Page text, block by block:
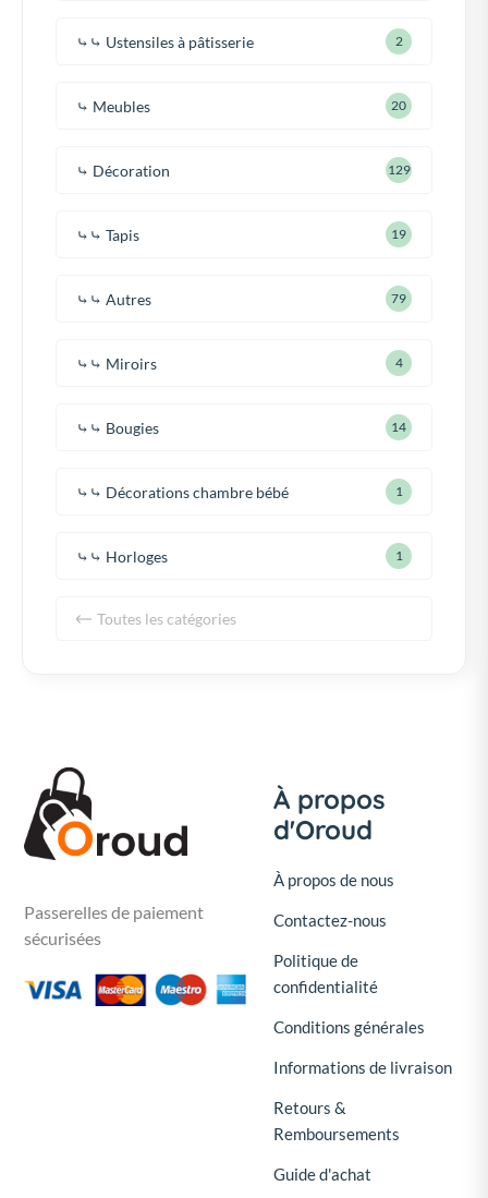
⤷⤷ Ustensiles à pâtisserie 2
⤷ Meubles 20
⤷ Décoration 129
⤷⤷ Tapis 19
⤷⤷ Autres 79
⤷⤷ Miroirs 4
⤷⤷ Bougies 14
⤷⤷ Décorations chambre bébé 1
⤷⤷ Horloges 1
Toutes les catégories
Passerelles de paiement
sécurisées
À propos
d'Oroud
À propos de nous
Contactez-nous
Politique de
confidentialité
Conditions générales
Informations de livraison
Retours &
Remboursements
Guide d'achat